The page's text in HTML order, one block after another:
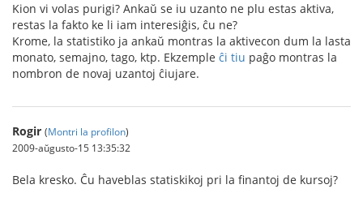
Kion vi volas purigi? Ankaŭ se iu uzanto ne plu estas aktiva,
restas la fakto ke li iam interesiĝis, ĉu ne?
Krome, la statistiko ja ankaŭ montras la aktivecon dum la lasta
monato, semajno, tago, ktp. Ekzemple ĉi tiu paĝo montras la
nombron de novaj uzantoj ĉiujare.
Rogir (Montri la profilon)
2009-aŭgusto-15 13:35:32
Bela kresko. Ĉu haveblas statiskikoj pri la finantoj de kursoj?